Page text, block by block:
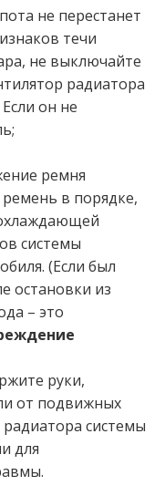
не перестанет
течи
не выключайте
радиатора
он не
ремня
ремень в порядке,
системы
(Если был
остановки из
– это
руки,
от подвижных
системы
для